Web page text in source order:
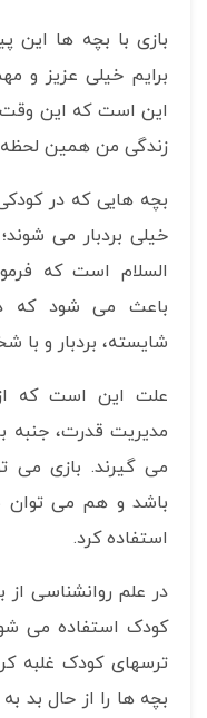
بازی با بچه ها این
برایم خیلی عزیز و
این است که این وقت
زندگی من همین
بچه هایی که در
خیلی بردبار می
السلام است که
باعث می شود که در
شایسته، بردبار و
علت این است که از
مدیریت قدرت، جنبه
می گیرند. بازی می
باشد و هم می توان
استفاده کرد.
در علم روانشناسی
کودک استفاده می
ترسهای کودک غلبه
بچه ها را از حال بد